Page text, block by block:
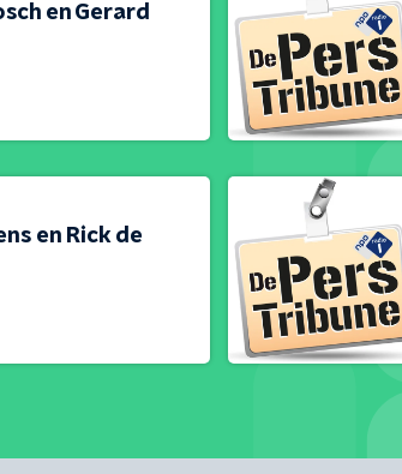
en Gerard
en Rick de